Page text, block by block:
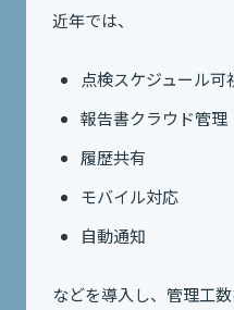
近年では、
点検スケジュール可
報告書クラウド管理
履歴共有
モバイル対応
自動通知
などを導入し、管理工